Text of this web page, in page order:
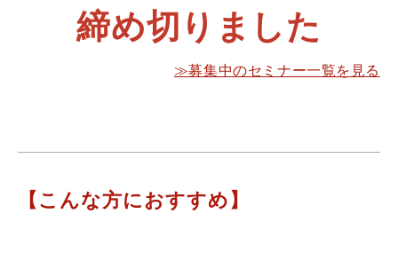
締め切りました
≫募集中のセミナー一覧を見る
【こんな方におすすめ】